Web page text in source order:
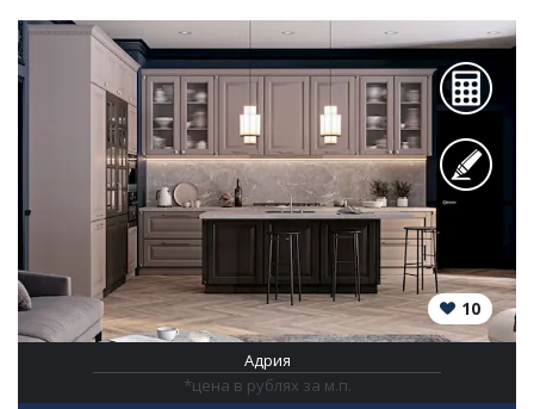
10
Адрия
*цена в рублях за м.п.